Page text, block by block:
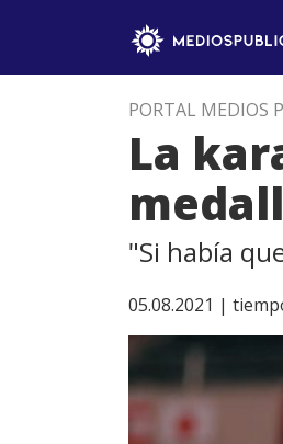
PORTAL MEDIOS
La
"Si había
05.08.2021 |